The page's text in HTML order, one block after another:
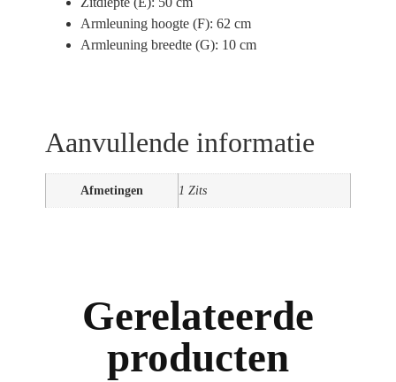
Armleuning hoogte (F): 62 cm
Armleuning breedte (G): 10 cm
Aanvullende informatie
Afmetingen 1 Zits
Gerelateerde
producten